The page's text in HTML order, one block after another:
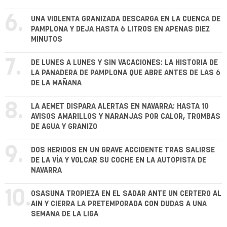
6.
UNA VIOLENTA GRANIZADA DESCARGA EN LA CUENCA DE
PAMPLONA Y DEJA HASTA 6 LITROS EN APENAS DIEZ
MINUTOS
7.
DE LUNES A LUNES Y SIN VACACIONES: LA HISTORIA DE
LA PANADERA DE PAMPLONA QUE ABRE ANTES DE LAS 6
DE LA MAÑANA
8.
LA AEMET DISPARA ALERTAS EN NAVARRA: HASTA 10
AVISOS AMARILLOS Y NARANJAS POR CALOR, TROMBAS
DE AGUA Y GRANIZO
9.
DOS HERIDOS EN UN GRAVE ACCIDENTE TRAS SALIRSE
DE LA VÍA Y VOLCAR SU COCHE EN LA AUTOPISTA DE
NAVARRA
10. OSASUNA TROPIEZA EN EL SADAR ANTE UN CERTERO AL
AIN Y CIERRA LA PRETEMPORADA CON DUDAS A UNA
SEMANA DE LA LIGA